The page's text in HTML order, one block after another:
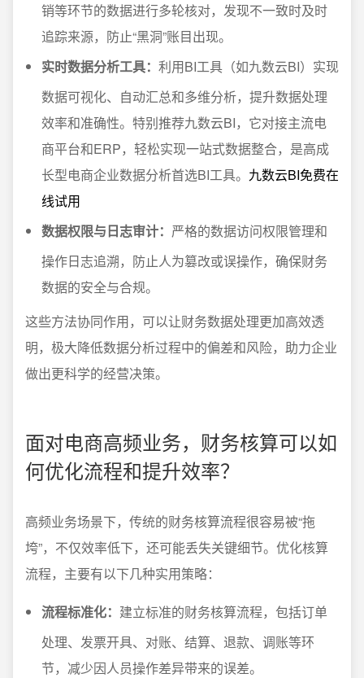
销等环节的数据进行多轮核对，发现不一致时及时
追踪来源，防止“黑洞”账目出现。
实时数据分析工具： 利用BI工具（如九数云BI）实现
数据可视化、自动汇总和多维分析，提升数据处理
效率和准确性。特别推荐九数云BI，它对接主流电
商平台和ERP，轻松实现一站式数据整合，是高成
长型电商企业数据分析首选BI工具。 九数云BI免费在
线试用
数据权限与日志审计： 严格的数据访问权限管理和
操作日志追溯，防止人为篡改或误操作，确保财务
数据的安全与合规。
这些方法协同作用，可以让财务数据处理更加高效透
明，极大降低数据分析过程中的偏差和风险，助力企业
做出更科学的经营决策。
面对电商高频业务，财务核算可以如
何优化流程和提升效率？
高频业务场景下，传统的财务核算流程很容易被“拖
垮”，不仅效率低下，还可能丢失关键细节。优化核算
流程，主要有以下几种实用策略：
流程标准化： 建立标准的财务核算流程，包括订单
处理、发票开具、对账、结算、退款、调账等环
节，减少因人员操作差异带来的误差。